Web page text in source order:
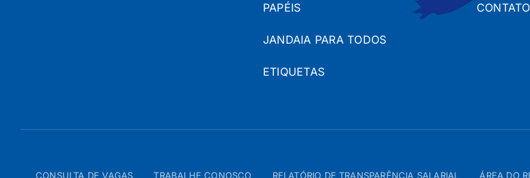
PAPÉIS
JANDAIA PARA TODOS
ETIQUETAS
CONTATO
CONSULTA DE VAGAS TRABALHE CONOSCO RELATÓRIO DE TRANSPARÊNCIA SALARIAL ÁREA DO